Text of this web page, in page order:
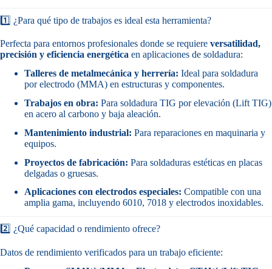
1️⃣ ¿Para qué tipo de trabajos es ideal esta herramienta?
Perfecta para entornos profesionales donde se requiere versatilidad,
precisión y eficiencia energética en aplicaciones de soldadura:
Talleres de metalmecánica y herrería: Ideal para soldadura
por electrodo (MMA) en estructuras y componentes.
Trabajos en obra: Para soldadura TIG por elevación (Lift TIG)
en acero al carbono y baja aleación.
Mantenimiento industrial: Para reparaciones en maquinaria y
equipos.
Proyectos de fabricación: Para soldaduras estéticas en placas
delgadas o gruesas.
Aplicaciones con electrodos especiales: Compatible con una
amplia gama, incluyendo 6010, 7018 y electrodos inoxidables.
2️⃣ ¿Qué capacidad o rendimiento ofrece?
Datos de rendimiento verificados para un trabajo eficiente: